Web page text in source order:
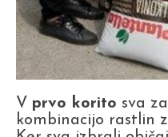
V prvo korito sva
kombinacijo rastlin